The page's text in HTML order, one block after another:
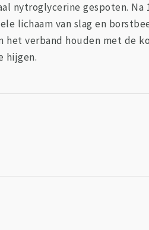
nytroglycerine gespoten.
lichaam van slag en
verband houden met de
hijgen.